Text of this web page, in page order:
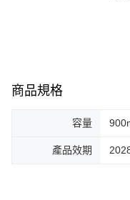
商品規格
容量
產品效期